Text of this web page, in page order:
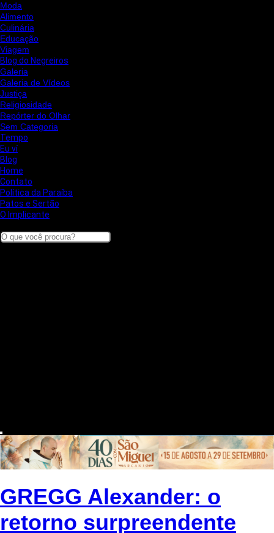
Moda
Alimento
Culinária
Educação
Viagem
Blog do Negreiros
Galeria
Galeria de Vídeos
Justiça
Religiosidade
Repórter do Olhar
Sem Categoria
Tempo
Eu ví
Blog
Home
Contato
Política da Paraíba
Patos e Sertão
O Implicante
GREGG Alexander: o
retorno surpreendente